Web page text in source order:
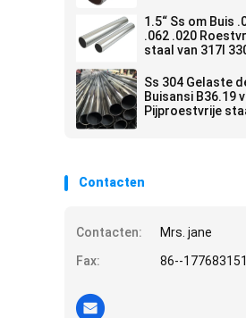
centimeter voor
centimeter
1.5“ Ss om Buis
.062 .020
staal van 317l
door buizen 5
Ss 304 Gelaste
Buisansi B36.19
Pijproestvrije
Contacten
Contacten:
Mrs. jane
Fax:
86--